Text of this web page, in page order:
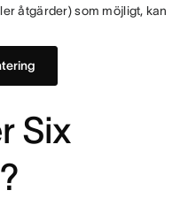
åtgärder) som möjligt, kan
Six